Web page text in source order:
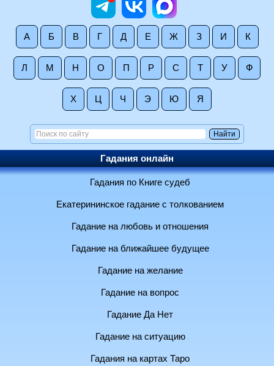
А Б В Г Д Е Ж З И К
Л М Н О П Р С Т У Ф
Х Ц Ч Э Ю Я
Гадания онлайн
Гадания по Книге судеб
Екатерининское гадание с толкованием
Гадание на любовь и отношения
Гадание на ближайшее будущее
Гадание на желание
Гадание на вопрос
Гадание Да Нет
Гадание на ситуацию
Гадания на картах Таро